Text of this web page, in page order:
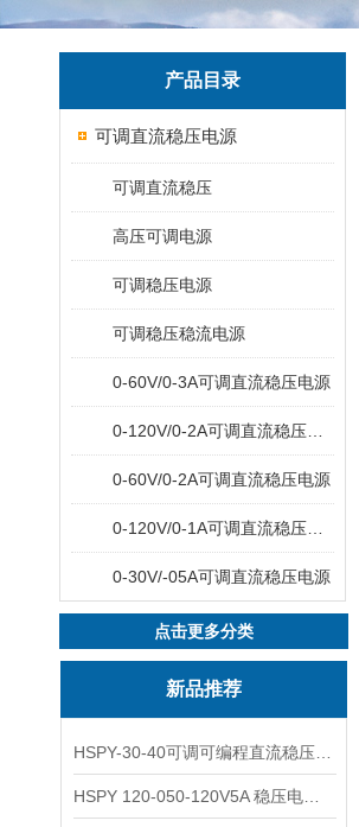
产品目录
可调直流稳压电源
可调直流稳压
高压可调电源
可调稳压电源
可调稳压稳流电源
0-60V/0-3A可调直流稳压电源
0-60V/0-2A可调直流稳压电源
0-30V/-05A可调直流稳压电源
点击更多分类
新品推荐